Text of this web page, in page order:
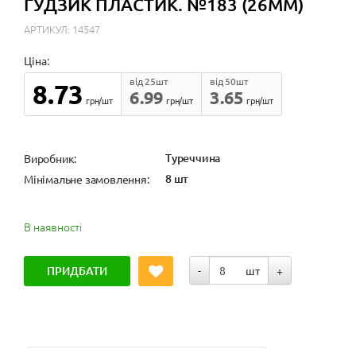
АРТИКУЛ: 14547
Ціна:
8.73 грн/шт 6.99
від 25шт
грн/шт
3.65
від 50шт
грн/шт
Виробник: Туреччина
Мінімальне замовлення: 8 шт
В наявності
ПРИДБАТИ - шт +